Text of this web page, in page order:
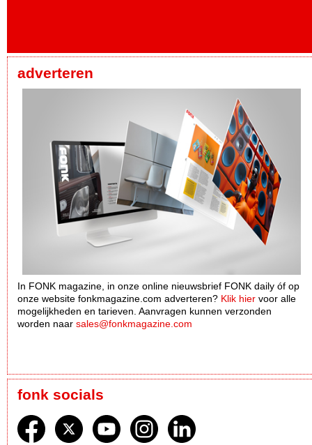
adverteren
In FONK magazine, in onze online nieuwsbrief FONK daily óf op
onze website fonkmagazine.com adverteren? Klik hier voor alle
mogelijkheden en tarieven. Aanvragen kunnen verzonden
worden naar sales@fonkmagazine.com
fonk socials